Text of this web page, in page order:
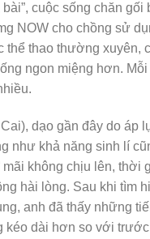
bài”, cuộc sống chăn
NOW cho chồng sử
thể thao thường xuyên,
ngon miệng hơn.
dạo gần đây do áp
như khả năng sinh lí
không chịu lên, thời
hài lòng. Sau khi tìm
anh đã thấy những
kéo dài hơn so với